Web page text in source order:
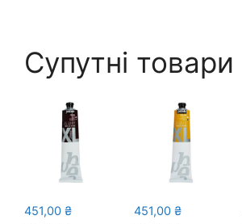
Супутні товари
451,00 ₴ 451,00 ₴